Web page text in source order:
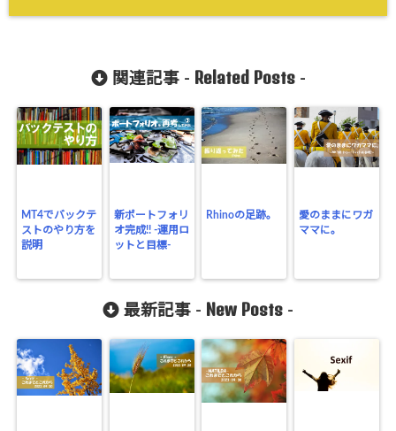
関連記事 - Related Posts-
MT4でバックテ
ストのやり方を
説明
新ポートフォリ
オ完成!! -運用ロ
ットと目標-
Rhinoの足跡。
愛のままにワガ
ママに。
最新記事 - New Posts -